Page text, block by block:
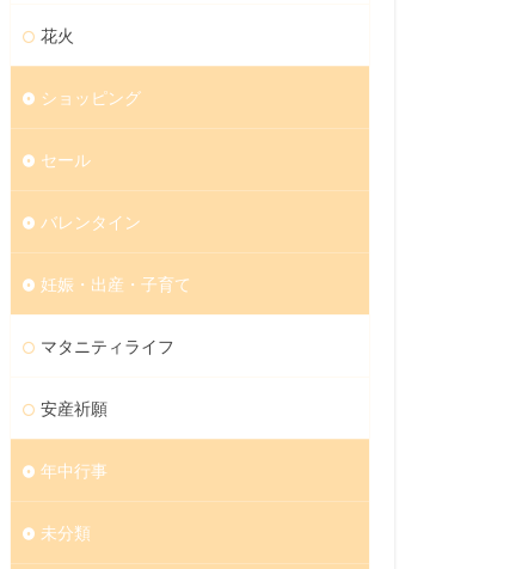
花火
ショッピング
セール
バレンタイン
妊娠・出産・子育て
マタニティライフ
安産祈願
年中行事
未分類